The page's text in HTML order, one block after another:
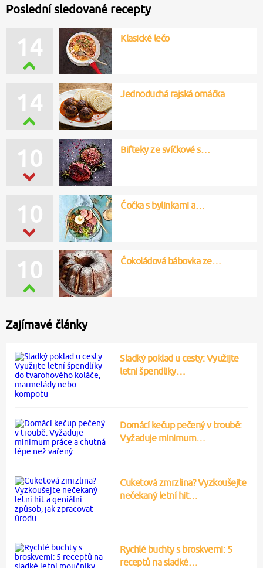
Poslední sledované recepty
14 Klasické lečo
14 Jednoduchá rajská omáčka
10 Bifteky ze svíčkové s…
10 Čočka s bylinkami a…
10 Čokoládová bábovka ze…
Zajímavé články
Sladký poklad u cesty: Využijte
letní špendlíky…
Domácí kečup pečený v troubě:
Vyžaduje minimum…
Cuketová zmrzlina? Vyzkoušejte
nečekaný letní hit…
Rychlé buchty s broskvemi: 5
receptů na sladké…